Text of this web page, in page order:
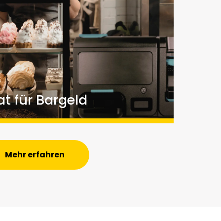
für Bargeld
Scheine und Münzen
nicht mehr mit Bargeld in Berührung
Mehr erfahren